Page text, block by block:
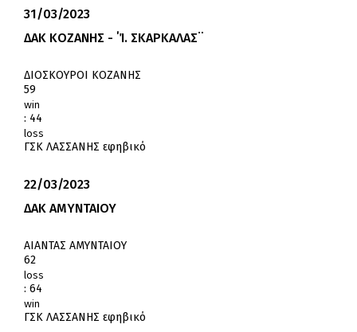
31/03/2023
ΔΑΚ ΚΟΖΑΝΗΣ - ΄Ί. ΣΚΑΡΚΑΛΑΣ¨
ΔΙΟΣΚΟΥΡΟΙ ΚΟΖΑΝΗΣ
59
win
: 44
loss
ΓΣΚ ΛΑΣΣΑΝΗΣ εφηβικό
22/03/2023
ΔΑΚ ΑΜΥΝΤΑΙΟΥ
ΑΙΑΝΤΑΣ ΑΜΥΝΤΑΙΟΥ
62
loss
: 64
win
ΓΣΚ ΛΑΣΣΑΝΗΣ εφηβικό